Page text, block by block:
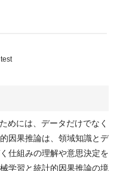
めには、データだけでなく
因果推論は、領域知識とデ
仕組みの理解や意思決定を
学習と統計的因果推論の境